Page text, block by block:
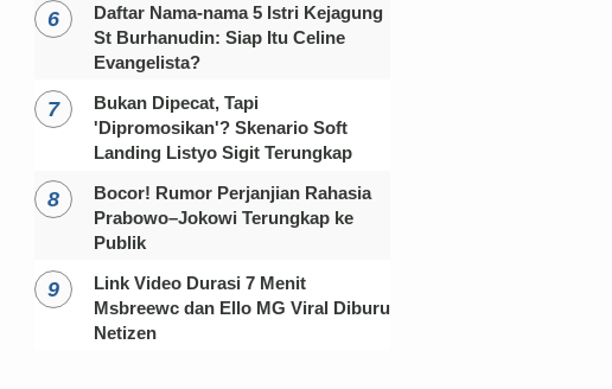
Daftar Nama-nama 5 Istri Kejagung
St Burhanudin: Siap Itu Celine
Evangelista?
Bukan Dipecat, Tapi
'Dipromosikan'? Skenario Soft
Landing Listyo Sigit Terungkap
Bocor! Rumor Perjanjian Rahasia
Prabowo–Jokowi Terungkap ke
Publik
Link Video Durasi 7 Menit
Msbreewc dan Ello MG Viral Diburu
Netizen